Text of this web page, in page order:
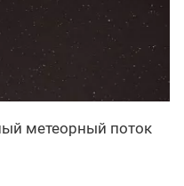
метеорный поток